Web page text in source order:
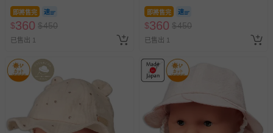
即將售完
$360 $450
已售出 1
即將售完
$360 $450
已售出 1